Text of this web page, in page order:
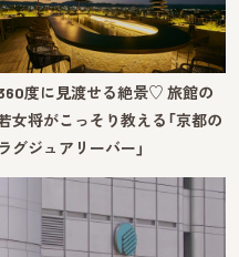
度に見渡せる絶景♡ 旅館の
女将がこっそり教える「京都の
ラグジュアリーバー」